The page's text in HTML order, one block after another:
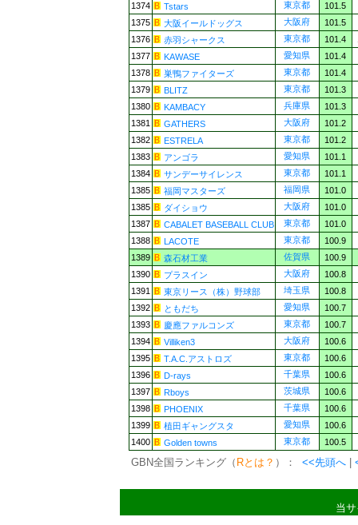
1374
Tstars 東京都
101.5
1375
大阪イールドッグス 大阪府
101.5
1376
赤羽シャークス 東京都 101.4
1377
KAWASE 愛知県
101.4
1378
巣鴨ファイターズ 東京都
101.4
1379
BLITZ 東京都
101.3
1380
KAMBACY 兵庫県
101.3
1381
GATHERS 大阪府
101.2
1382
ESTRELA 東京都
101.2
1383
アンゴラ 愛知県
101.1
1384
サンデーサイレンス 東京都
101.1
1385
福岡マスターズ 福岡県
101.0
1385
ダイショウ 大阪府
101.0
1387
CABALET BASEBALL CLUB 東京都
101.0
1388
LACOTE 東京都
100.9
1389
森石材工業 佐賀県
100.9
1390
プラスイン 大阪府
100.8
1391
東京リース（株）野球部 埼玉県
100.8
1392
ともだち 愛知県
100.7
1393
慶應ファルコンズ 東京都
100.7
1394
Villiken3 大阪府
100.6
1395
T.A.C.アストロズ 東京都
100.6
1396
D-rays 千葉県
100.6
1397
Rboys 茨城県
100.6
1398
PHOENIX 千葉県
100.6
1399
植田ギャングスタ 愛知県
100.6
1400
Golden towns 東京都 100.5
GBN全国ランキング（ Rとは？ ）： <<先頭へ
当